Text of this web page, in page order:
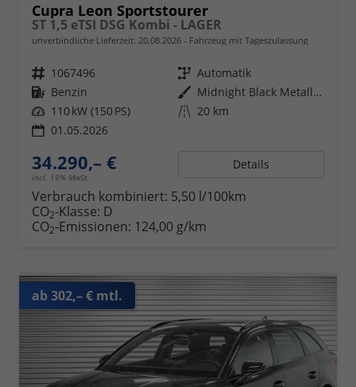
Cupra Leon Sportstourer
ST 1,5 eTSI DSG Kombi - LAGER
unverbindliche Lieferzeit: 20.08.2026 Fahrzeug mit Tageszulassung
Fahrzeugnr. 1067496 Getriebe Automatik
Kraftstoff Benzin Außenfarbe
Midnight Black Metallic (0E)
Leistung 110 kW (150 PS) Kilometerstand 20 km
01.05.2026
34.290,– €
incl. 19% MwSt.
Details
Verbrauch kombiniert: 5,50 l/100km
CO2-Klasse: D
CO2-Emissionen: 124,00 g/km
ab 302,– € mtl.